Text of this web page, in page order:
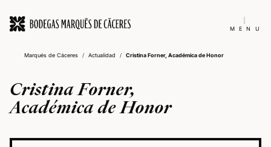
MENU
Marqués de Cáceres / Actualidad / Cristina Forner, Académica de Honor
Cristina Forner,
Académica de Honor